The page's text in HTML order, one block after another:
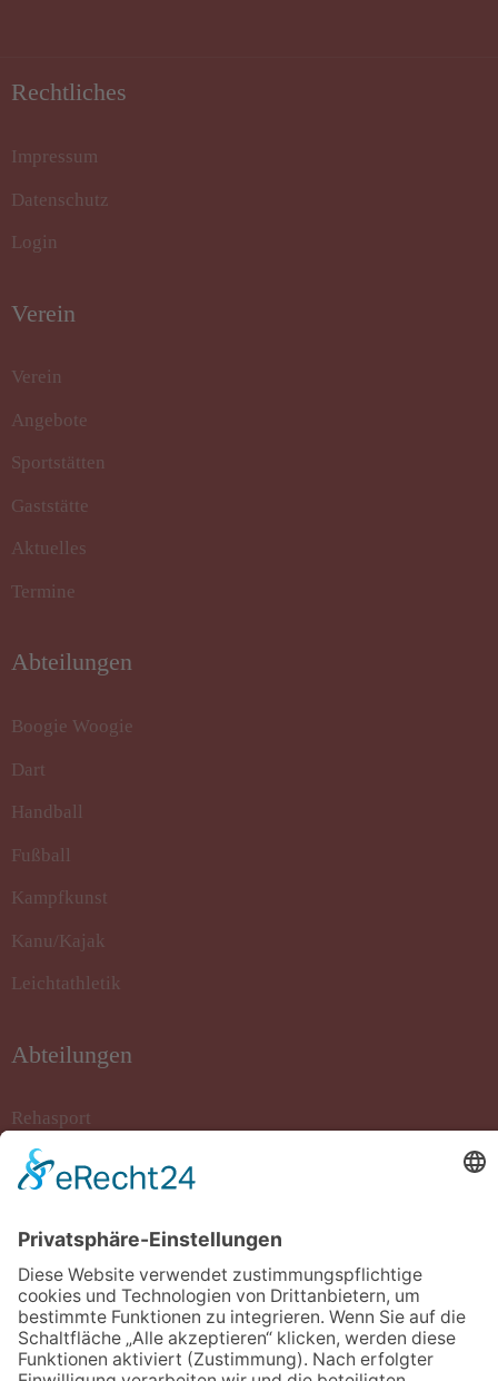
Rechtliches
Impressum
Datenschutz
Login
Verein
Verein
Angebote
Sportstätten
Gaststätte
Aktuelles
Termine
Abteilungen
Boogie Woogie
Dart
Handball
Fußball
Kampfkunst
Kanu/Kajak
Leichtathletik
Abteilungen
Rehasport
Rollstuhlbasketball
Stockschiessen
Tanzsport
Turnen/Fitness/Gymnastik
Volleyball